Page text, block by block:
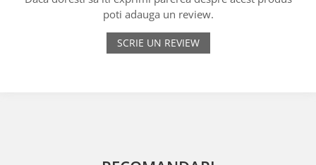
poti adauga un review.
SCRIE UN REVIEW